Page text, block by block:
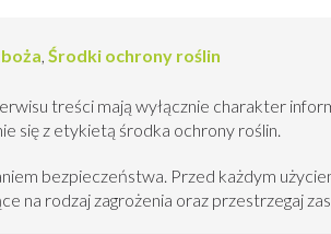
, Środki ochrony roślin
treści mają wyłącznie charakter
się z etykietą środka ochrony roślin.
bezpieczeństwa. Przed każdym
na rodzaj zagrożenia oraz przestrzegaj